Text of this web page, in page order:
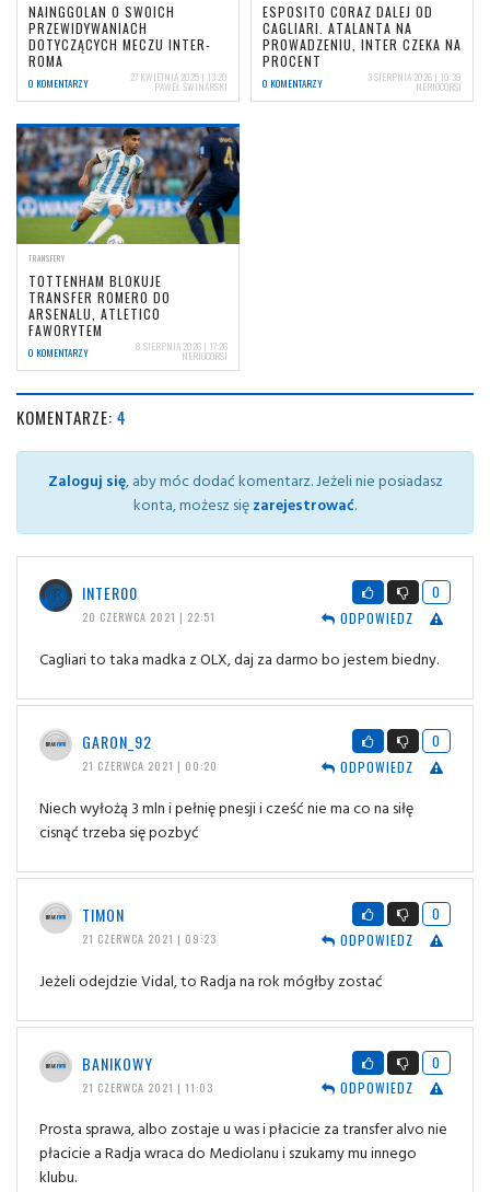
NAINGGOLAN O SWOICH
PRZEWIDYWANIACH
DOTYCZĄCYCH MECZU INTER-
ROMA
0 KOMENTARZY 27 KWIETNIA 2025 | 13:20
PAWEŁ ŚWINARSKI
ESPOSITO CORAZ DALEJ OD
CAGLIARI. ATALANTA NA
PROWADZENIU, INTER CZEKA NA
PROCENT
0 KOMENTARZY 3 SIERPNIA 2026 | 10:39
NERIOCORSI
TRANSFERY
TOTTENHAM BLOKUJE
TRANSFER ROMERO DO
ARSENALU, ATLETICO
FAWORYTEM
0 KOMENTARZY 8 SIERPNIA 2026 | 17:26
NERIOCORSI
KOMENTARZE: 4
Zaloguj się, aby móc dodać komentarz. Jeżeli nie posiadasz
konta, możesz sięzarejestrować.
INTER00
20 CZERWCA 2021 | 22:51
0
ODPOWIEDZ
Cagliari to taka madka z OLX, daj za darmo bo jestem biedny.
GARON_92
21 CZERWCA 2021 | 00:20
0
ODPOWIEDZ
Niech wyłożą 3 mln i pełnię pnesji i cześć nie ma co na siłę
cisnąć trzeba się pozbyć
TIMON
21 CZERWCA 2021 | 09:23
0
ODPOWIEDZ
Jeżeli odejdzie Vidal, to Radja na rok mógłby zostać
BANIKOWY
21 CZERWCA 2021 | 11:03
0
ODPOWIEDZ
Prosta sprawa, albo zostaje u was i płacicie za transfer alvo nie
płacicie a Radja wraca do Mediolanu i szukamy mu innego
klubu.